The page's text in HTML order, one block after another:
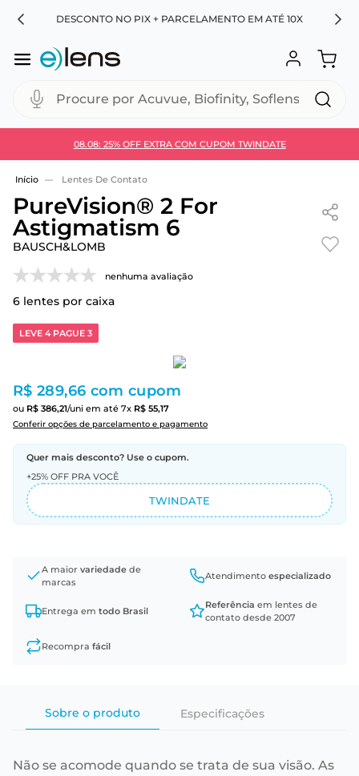
DESCONTO NO PIX + PARCELAMENTO EM ATÉ 10X
Procure por Acuvue, Biofinity, Soflens...
08.08: 25% OFF EXTRA COM CUPOM TWINDATE
Use 30HOJE e ganhe 30% OFF + economia extra no
Lentes De Contato
PureVision® 2 For
Astigmatism 6
BAUSCH&LOMB
nenhuma avaliação
6 lentes por caixa
LEVE 4 PAGUE 3
R$ 289,66 com cupom
ou R$ 386,21/uni em até 7x R$ 55,17
Conferir opções de parcelamento e pagamento
Quer mais desconto? Use o cupom.
+25% OFF PRA VOCÊ
TWINDATE
A maior variedade de
marcas
Atendimento especializado
Entrega em todo Brasil
Referência em lentes de
contato desde 2007
Recompra fácil
Sobre o produto Especificações
Não se acomode quando se trata de sua visão. As